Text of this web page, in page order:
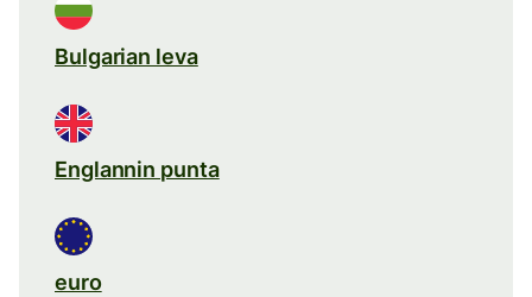
Bulgarian leva
Englannin punta
euro